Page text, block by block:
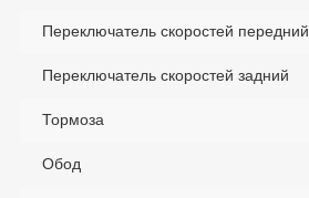
Переключатель скоростей передний
Переключатель скоростей задний
Тормоза
Обод